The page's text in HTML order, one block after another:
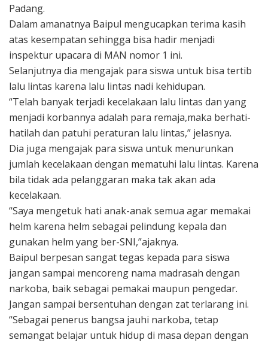
Padang.
Dalam amanatnya Baipul mengucapkan terima kasih
atas kesempatan sehingga bisa hadir menjadi
inspektur upacara di MAN nomor 1 ini.
Selanjutnya dia mengajak para siswa untuk bisa tertib
lalu lintas karena lalu lintas nadi kehidupan.
“Telah banyak terjadi kecelakaan lalu lintas dan yang
menjadi korbannya adalah para remaja,maka berhati-
hatilah dan patuhi peraturan lalu lintas,” jelasnya.
Dia juga mengajak para siswa untuk menurunkan
jumlah kecelakaan dengan mematuhi lalu lintas. Karena
bila tidak ada pelanggaran maka tak akan ada
kecelakaan.
“Saya mengetuk hati anak-anak semua agar memakai
helm karena helm sebagai pelindung kepala dan
gunakan helm yang ber-SNI,”ajaknya.
Baipul berpesan sangat tegas kepada para siswa
jangan sampai mencoreng nama madrasah dengan
narkoba, baik sebagai pemakai maupun pengedar.
Jangan sampai bersentuhan dengan zat terlarang ini.
“Sebagai penerus bangsa jauhi narkoba, tetap
semangat belajar untuk hidup di masa depan dengan